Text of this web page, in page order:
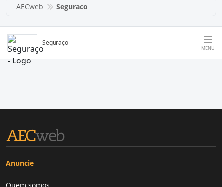
AECweb Seguraco
Seguraço
MENU
Anuncie
Quem somos